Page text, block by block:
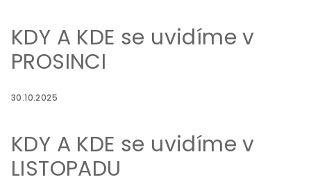
KDY A KDE se uvidíme v
PROSINCI
30.10.2025
KDY A KDE se uvidíme v
LISTOPADU